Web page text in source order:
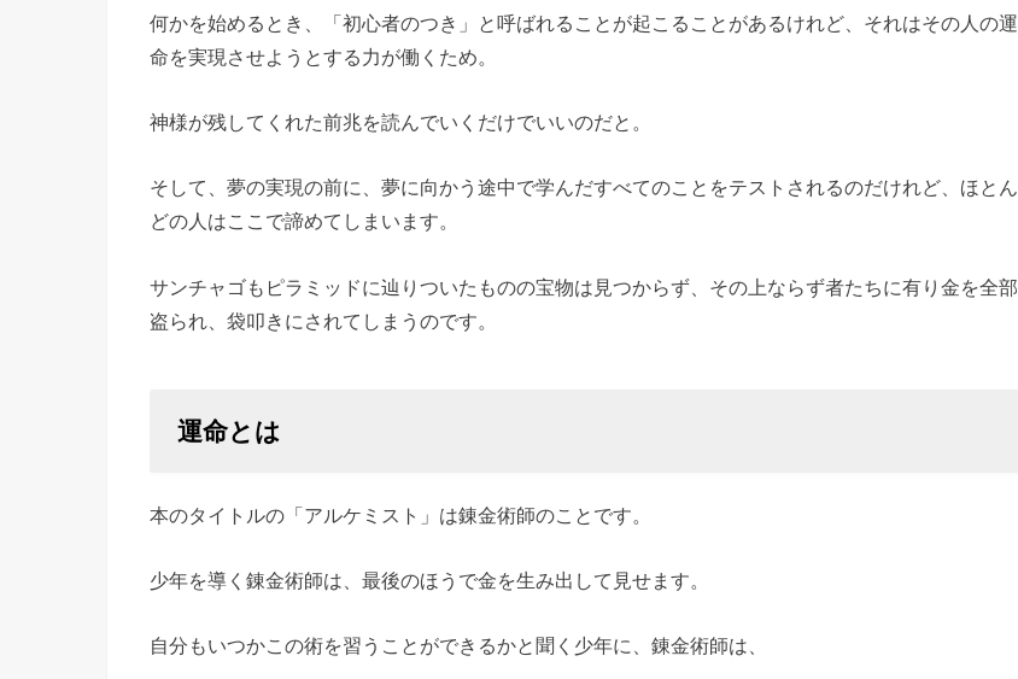
何かを始めるとき、「初心者のつき」と呼ばれることが起こることがあるけれど、それはその人の運
命を実現させようとする力が働くため。
神様が残してくれた前兆を読んでいくだけでいいのだと。
そして、夢の実現の前に、夢に向かう途中で学んだすべてのことをテストされるのだけれど、ほとん
どの人はここで諦めてしまいます。
サンチャゴもピラミッドに辿りついたものの宝物は見つからず、その上ならず者たちに有り金を全部
盗られ、袋叩きにされてしまうのです。
運命とは
本のタイトルの「アルケミスト」は錬金術師のことです。
少年を導く錬金術師は、最後のほうで金を生み出して見せます。
自分もいつかこの術を習うことができるかと聞く少年に、錬金術師は、